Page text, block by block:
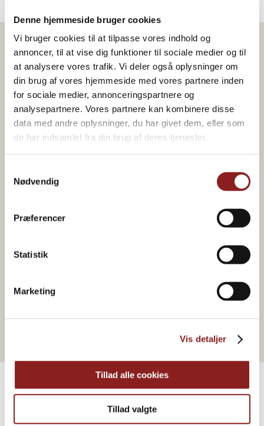
Denne hjemmeside bruger cookies
Vi bruger cookies til at tilpasse vores indhold og
annoncer, til at vise dig funktioner til sociale medier og til
at analysere vores trafik. Vi deler også oplysninger om
din brug af vores hjemmeside med vores partnere inden
for sociale medier, annonceringspartnere og
analysepartnere. Vores partnere kan kombinere disse
data med andre oplysninger, du har givet dem, eller som
de har indsamlet fra din brug af deres tjenester.
Nødvendig
Præferencer
Statistik
Marketing
Vis detaljer
Tillad alle cookies
Tillad valgte
Produkt i opskriften
FLERE OPSKRIFTER